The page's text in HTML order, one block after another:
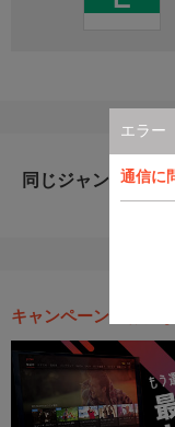
エラー
通信に
同じジャンルのお
キャンペーン・お得な